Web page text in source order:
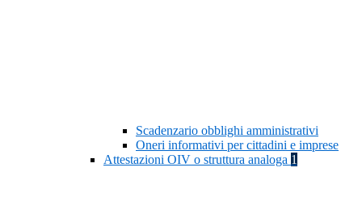
Scadenzario obblighi amministrativi
Oneri informativi per cittadini e imprese
Attestazioni OIV o struttura analoga 1